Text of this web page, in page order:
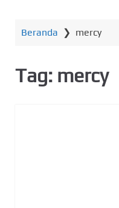
Beranda ❯ mercy
Tag: mercy